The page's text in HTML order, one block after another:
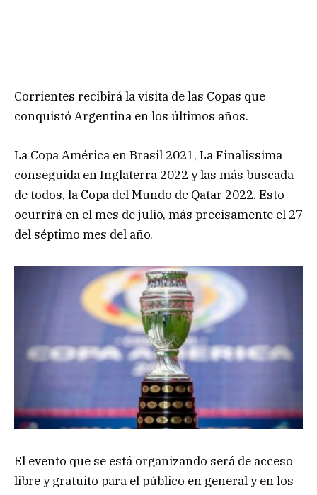
Corrientes recibirá la visita de las Copas que
conquistó Argentina en los últimos años.
La Copa América en Brasil 2021, La Finalissima
conseguida en Inglaterra 2022 y las más buscada
de todos, la Copa del Mundo de Qatar 2022. Esto
ocurrirá en el mes de julio, más precisamente el 27
del séptimo mes del año.
El evento que se está organizando será de acceso
libre y gratuito para el público en general y en los